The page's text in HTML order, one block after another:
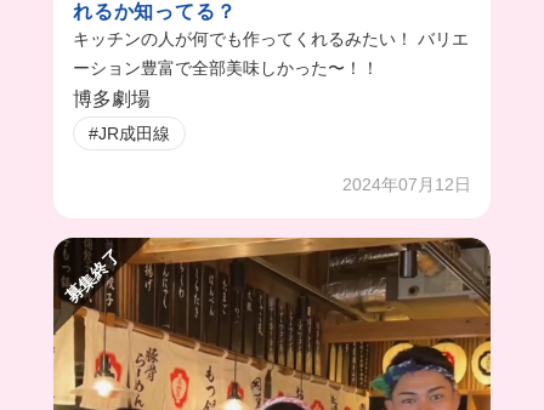
れるか知ってる？
キッチンの人が何でも作ってくれるみたい！ バリエ
ーション豊富で全部美味しかった〜！！
博多劇場
#JR成田線
2024年07月12日
募集終了